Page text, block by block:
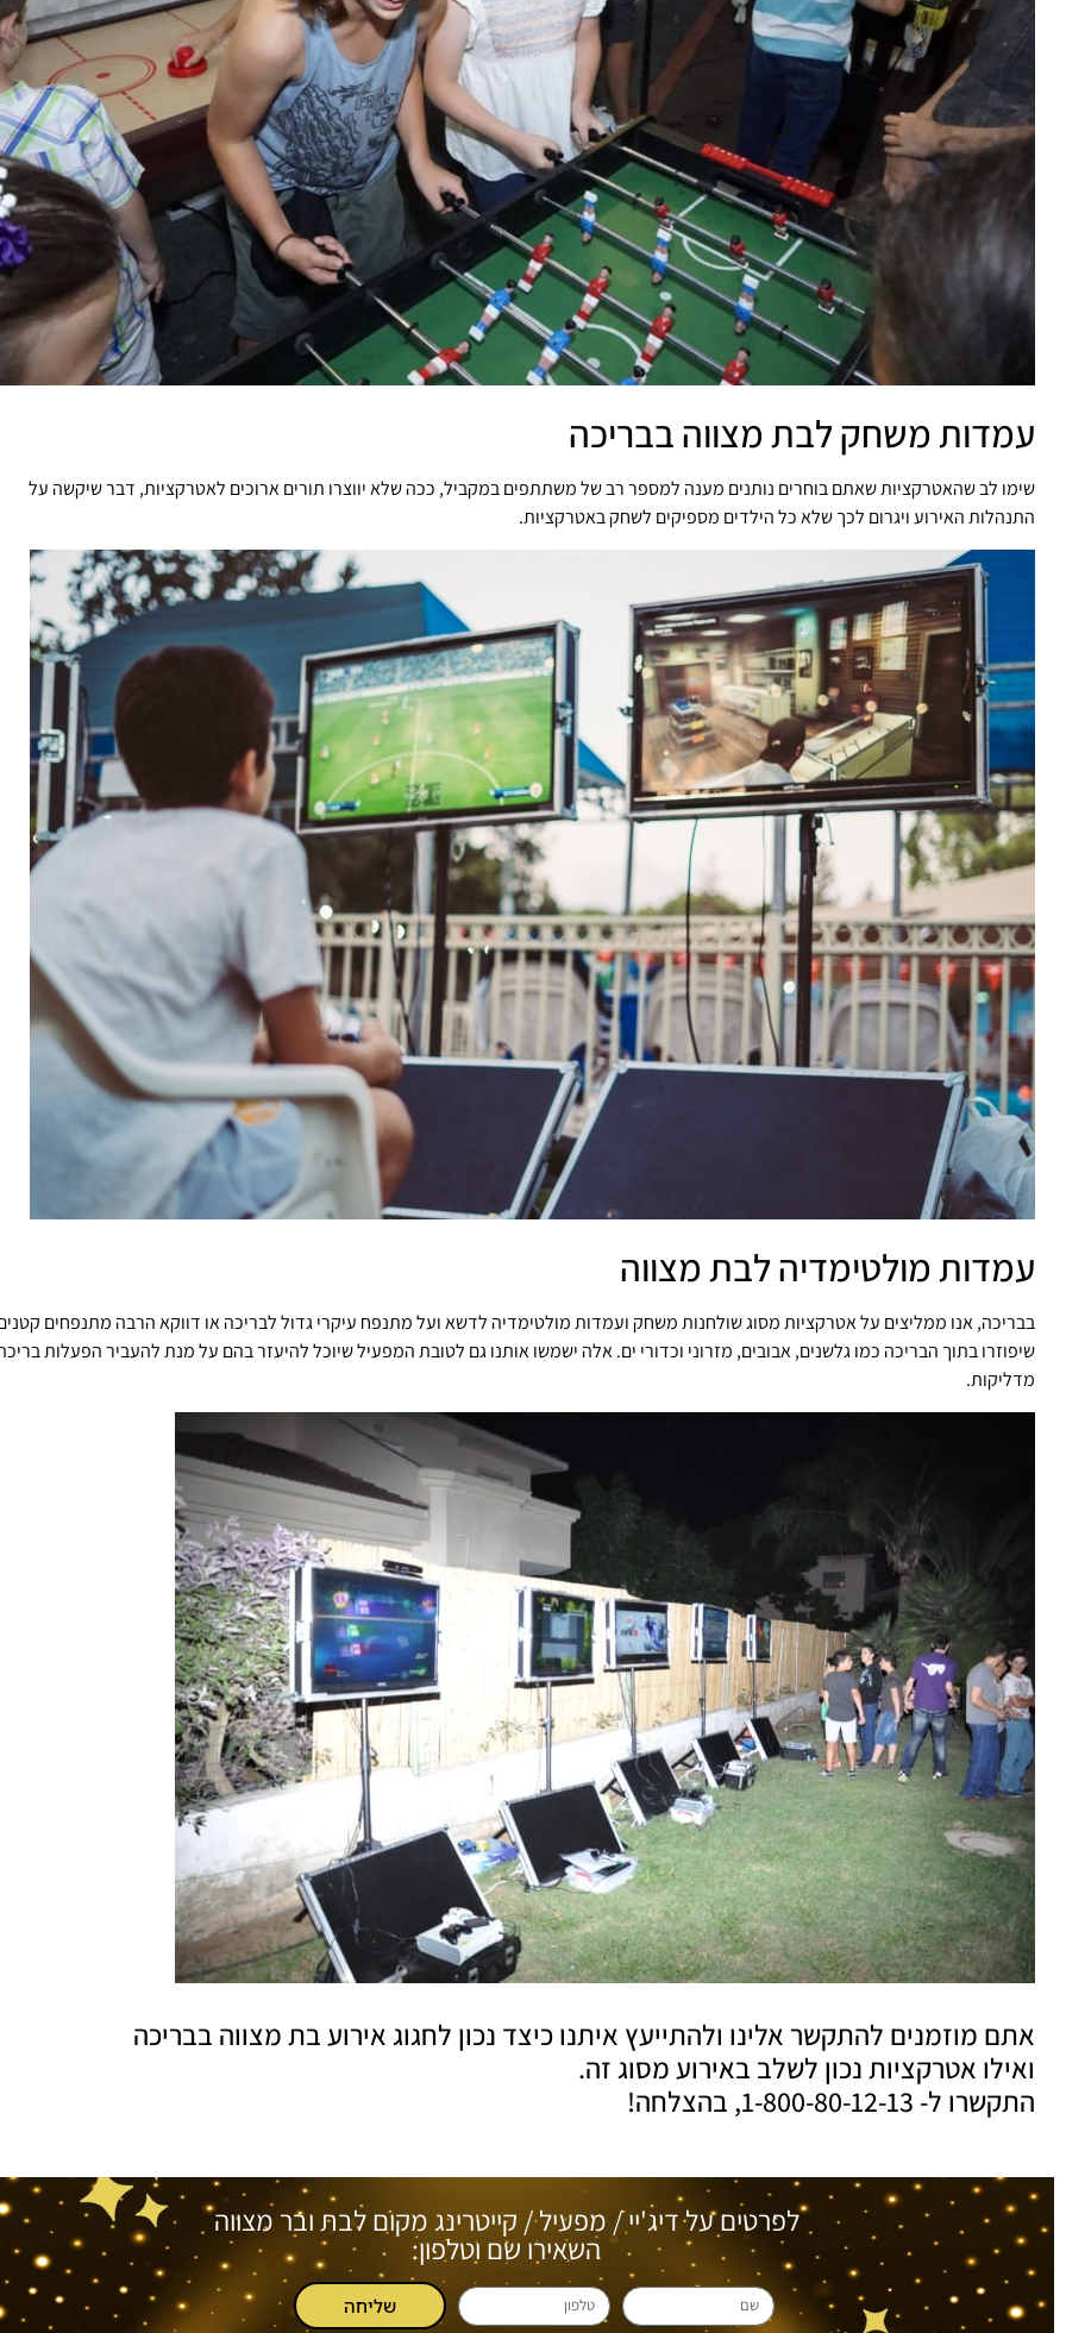
עמדות משחק לבת מצווה בבריכה
שימו לב שהאטרקציות שאתם בוחרים נותנים מענה למספר רב של משתתפים במקביל, ככה שלא יווצרו תורים ארוכים לאטרקציות, דבר שיקשה על
התנהלות האירוע ויגרום לכך שלא כל הילדים מספיקים לשחק באטרקציות.
עמדות מולטימדיה לבת מצווה
בבריכה, אנו ממליצים על אטרקציות מסוג שולחנות משחק ועמדות מולטימדיה לדשא ועל מתנפח עיקרי גדול לבריכה או דווקא הרבה מתנפחים
שיפוזרו בתוך הבריכה כמו גלשנים, אבובים, מזרוני וכדורי ים. אלה ישמשו אותנו גם לטובת המפעיל שיוכל להיעזר בהם על מנת להעביר הפעלות
מדליקות.
אתם מוזמנים להתקשר אלינו ולהתייעץ איתנו כיצד נכון לחגוג אירוע בת מצווה בבריכה
ואילו אטרקציות נכון לשלב באירוע מסוג זה.
התקשרו ל- 1-800-80-12-13, בהצלחה!
לפרטים על דיג'יי / מפעיל / קייטרינג מקום לבת ובר מצווה
השאירו שם וטלפון:
שליחה